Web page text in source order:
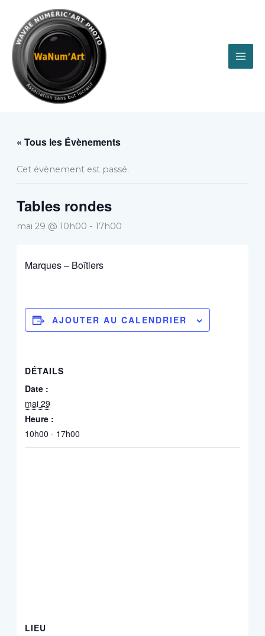
contenu
« Tous les Évènements
Cet évènement est passé.
Tables rondes
mai 29 @ 10h00 - 17h00
Marques – Boîtiers
AJOUTER AU CALENDRIER
DÉTAILS
Date :
mai 29
Heure :
10h00 - 17h00
LIEU